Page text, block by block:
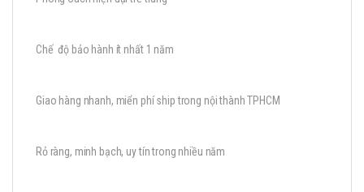
Chế độ bảo hành ít nhất 1 năm
Giao hàng nhanh, miển phí ship trong nội thành TPHCM
Rỏ ràng, minh bạch, uy tín trong nhiều năm